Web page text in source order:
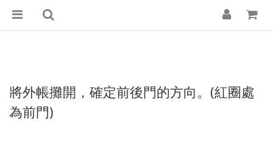
將外帳攤開，確定前後門的方向。(紅圈處
為前門)